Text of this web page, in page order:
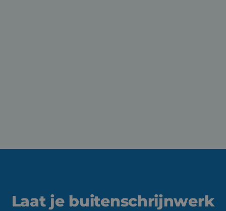
Laat je buitenschrijnwerk